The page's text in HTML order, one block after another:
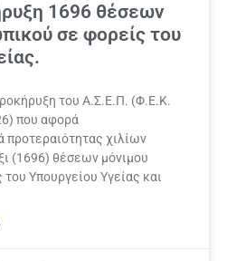
1696 θέσεων
σε φορείς του
του Α.Σ.Ε.Π. (Φ.Ε.Κ.
που αφορά
χιλίων
(1696) θέσεων μόνιμου
Υπουργείου Υγείας και